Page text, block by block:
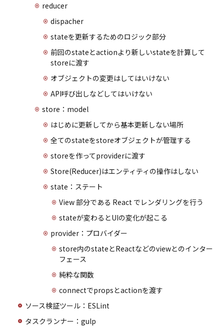
reducer
dispacher
stateを更新するためのロジック部分
前回のstateとactionより新しいstateを計算して
storeに渡す
オブジェクトの変更はしてはいけない
API呼び出しなどしてはいけない
store：model
はじめに更新してから基本更新しない場所
全てのstateをstoreオブジェクトが管理する
storeを作ってproviderに渡す
Store(Reducer)はエンティティの操作はしない
state：ステート
View 部分である React でレンダリングを行う
stateが変わるとUIの変化が起こる
provider：プロバイダー
store内のstateとReactなどのviewとのインター
フェース
純粋な関数
connectでpropsとactionを渡す
ソース検証ツール：ESLint
タスクランナー：gulp